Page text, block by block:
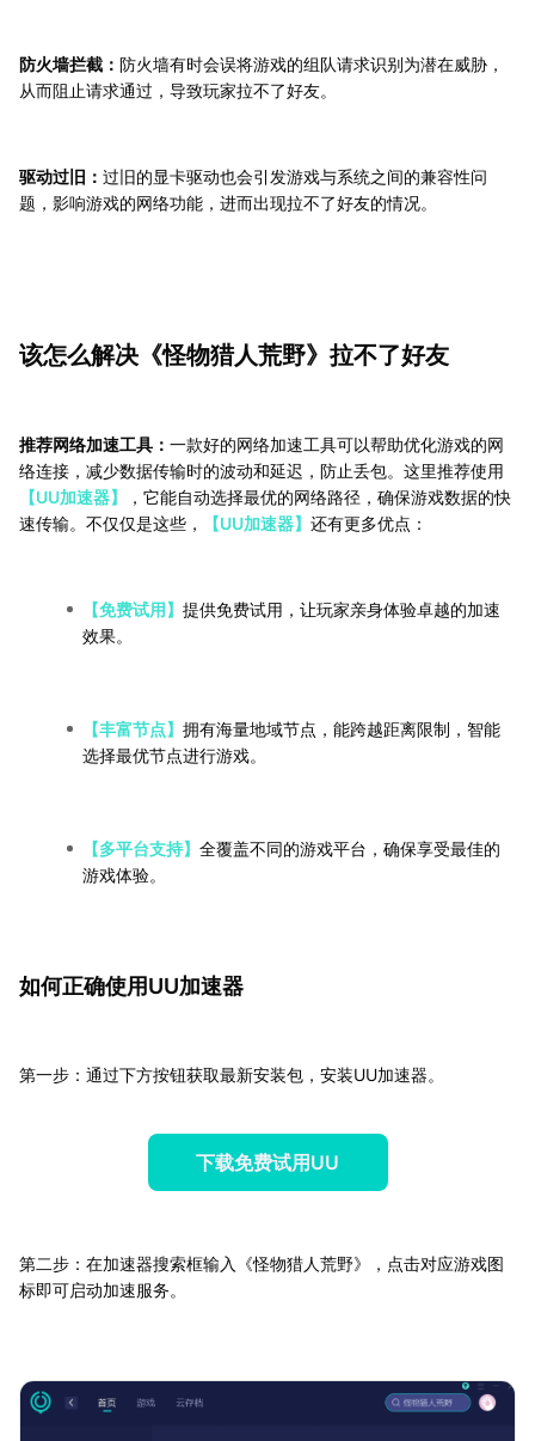
防火墙拦截： 防火墙有时会误将游戏的组队请求识别为潜在威胁，
从而阻止请求通过，导致玩家拉不了好友。
驱动过旧： 过旧的显卡驱动也会引发游戏与系统之间的兼容性问
题，影响游戏的网络功能，进而出现拉不了好友的情况。
该怎么解决《怪物猎人荒野》拉不了好友
推荐网络加速工具： 一款好的网络加速工具可以帮助优化游戏的网
络连接，减少数据传输时的波动和延迟，防止丢包。这里推荐使用
【UU加速器】
，它能自动选择最优的网络路径，确保游戏数据的快
速传输。不仅仅是这些，
【UU加速器】 还有更多优点：
【免费试用】 提供免费试用，让玩家亲身体验卓越的加速
效果。
【丰富节点】 拥有海量地域节点，能跨越距离限制，智能
选择最优节点进行游戏。
【多平台支持】 全覆盖不同的游戏平台，确保享受最佳的
游戏体验。
如何正确使用UU加速器
第一步：通过下方按钮获取最新安装包，安装UU加速器。
下载免费试用UU
第二步：在加速器搜索框输入《怪物猎人荒野》，点击对应游戏图
标即可启动加速服务。